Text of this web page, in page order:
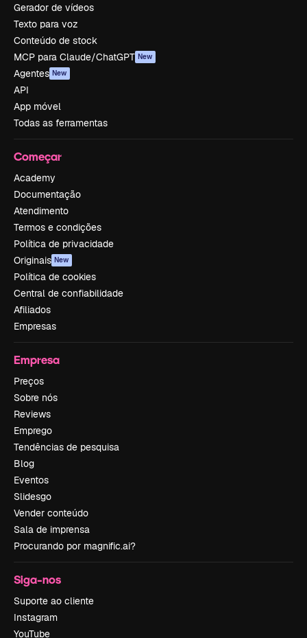
Gerador de vídeos
Texto para voz
Conteúdo de stock
MCP para Claude/ChatGPT New
Agentes New
API
App móvel
Todas as ferramentas
Começar
Academy
Documentação
Atendimento
Termos e condições
Política de privacidade
Originais New
Política de cookies
Central de confiabilidade
Afiliados
Empresas
Empresa
Preços
Sobre nós
Reviews
Emprego
Tendências de pesquisa
Blog
Eventos
Slidesgo
Vender conteúdo
Sala de imprensa
Procurando por magnific.ai?
Siga-nos
Suporte ao cliente
Instagram
YouTube